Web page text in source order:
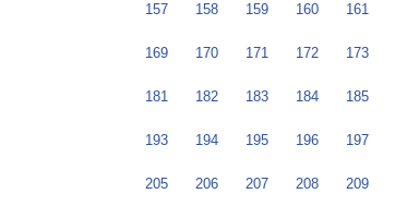
157 158 159 160 161
169 170 171 172 173
181 182 183 184 185
193 194 195 196 197
205 206 207 208 209